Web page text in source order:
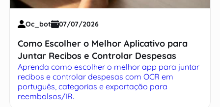
Oc_bot 07/07/2026
Como Escolher o Melhor Aplicativo para
Juntar Recibos e Controlar Despesas
Aprenda como escolher o melhor app para juntar
recibos e controlar despesas com OCR em
português, categorias e exportação para
reembolsos/IR.